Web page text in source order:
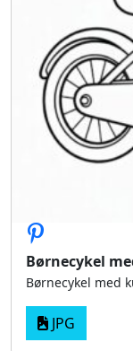
Børnecykel
Børnecykel med
JPG